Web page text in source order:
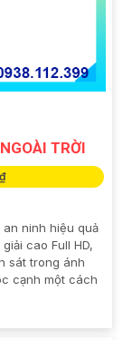
TRỜI
an ninh hiệu quả
cao Full HD,
sát trong ánh
cạnh một cách